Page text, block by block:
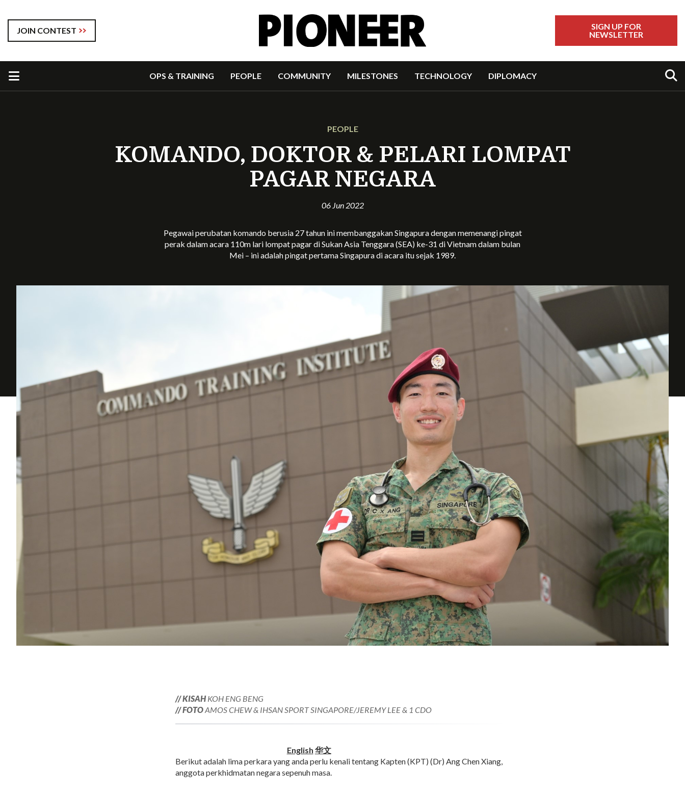
JOIN CONTEST
SIGN UP FOR
NEWSLETTER
OPS & TRAINING PEOPLE COMMUNITY MILESTONES TECHNOLOGY DIPLOMACY
PEOPLE
KOMANDO, DOKTOR & PELARI LOMPAT
PAGAR NEGARA
06 Jun 2022
Pegawai perubatan komando berusia 27 tahun ini membanggakan Singapura dengan memenangi pingat
perak dalam acara 110m lari lompat pagar di Sukan Asia Tenggara (SEA) ke-31 di Vietnam dalam bulan
Mei – ini adalah pingat pertama Singapura di acara itu sejak 1989.
// KISAHKOH ENG BENG
// FOTOAMOS CHEW & IHSAN SPORT SINGAPORE/JEREMY LEE & 1 CDO
English 华文
Berikut adalah lima perkara yang anda perlu kenali tentang Kapten (KPT) (Dr) Ang Chen Xiang,
anggota perkhidmatan negara sepenuh masa.